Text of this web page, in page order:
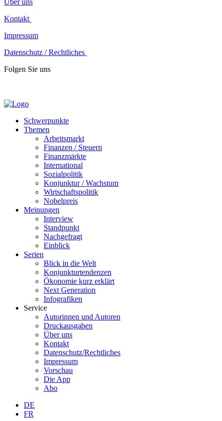
Über uns
Kontakt
Impressum
Datenschutz / Rechtliches
Folgen Sie uns
Schwerpunkte
Themen
Arbeitsmarkt
Finanzen / Steuern
Finanzmärkte
International
Sozialpolitik
Konjunktur / Wachstum
Wirtschaftspolitik
Nobelpreis
Meinungen
Interview
Standpunkt
Nachgefragt
Einblick
Serien
Blick in die Welt
Konjunkturtendenzen
Ökonomie kurz erklärt
Next Generation
Infografiken
Service
Autorinnen und Autoren
Druckausgaben
Über uns
Kontakt
Datenschutz/Rechtliches
Impressum
Vorschau
Die App
Abo
DE
FR